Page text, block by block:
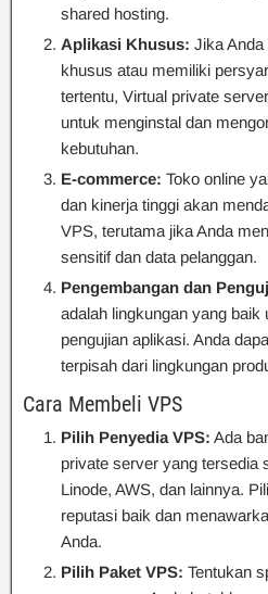
shared hosting.
Aplikasi Khusus: Jika
khusus atau memiliki
tertentu, Virtual private
untuk menginstal dan
kebutuhan.
E-commerce: Toko online
dan kinerja tinggi akan
VPS, terutama jika Anda
sensitif dan data pelanggan.
Pengembangan dan
adalah lingkungan yang baik
pengujian aplikasi. Anda
terpisah dari lingkungan
Cara Membeli VPS
Pilih Penyedia VPS: Ada
private server yang tersedia
Linode, AWS, dan lainnya.
reputasi baik dan
Anda.
Pilih Paket VPS: Tentukan